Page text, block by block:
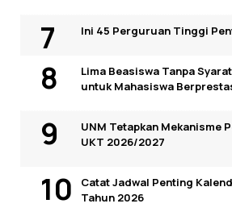
Ini 45 Perguruan Tinggi
Lima Beasiswa Tanpa
untuk Mahasiswa
UNM Tetapkan Mekanisme
UKT 2026/2027
Catat Jadwal Penting
Tahun 2026